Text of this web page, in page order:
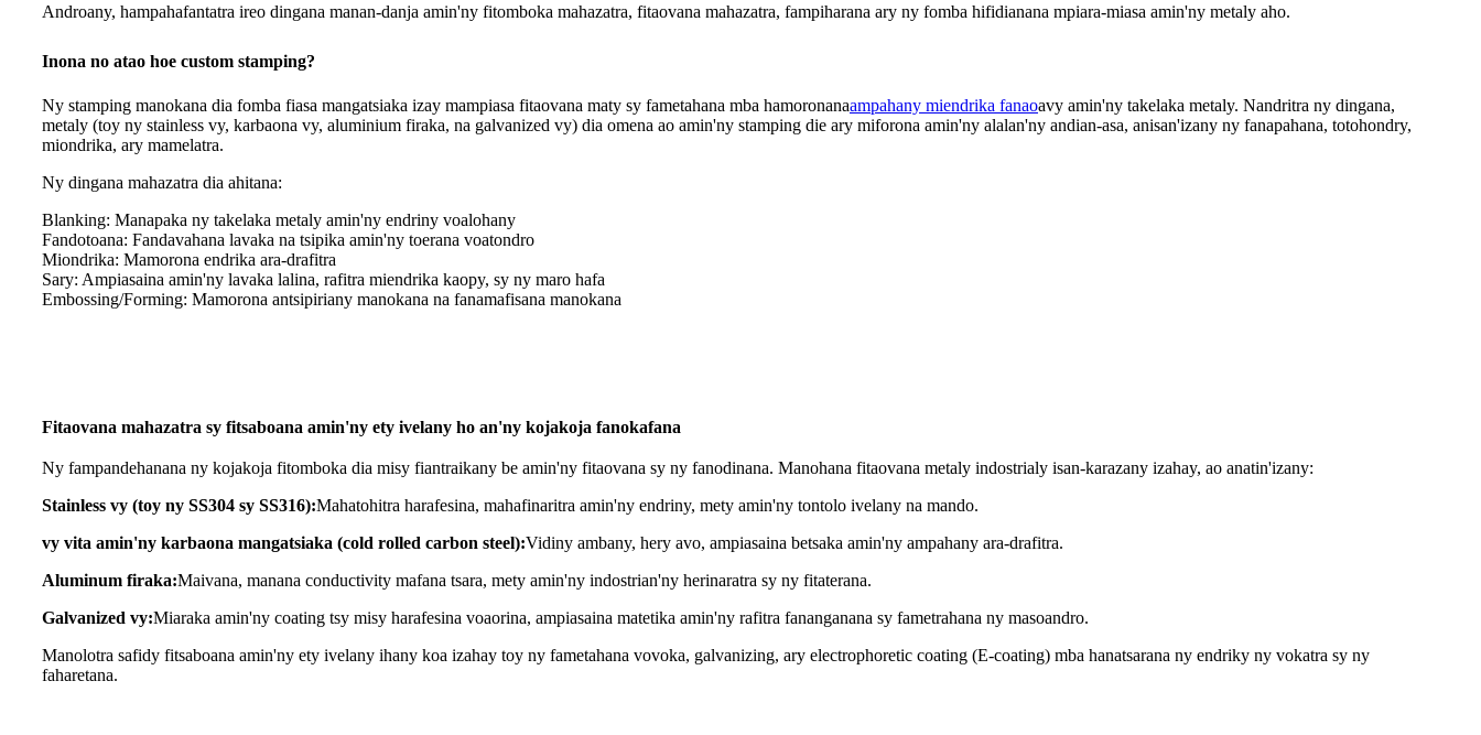
Androany, hampahafantatra ireo dingana manan-danja amin'ny fitomboka mahazatra, fitaovana mahazatra, fampiharana ary ny fomba hifidianana mpiara-miasa amin'ny metaly aho.
Inona no atao hoe custom stamping?
Ny stamping manokana dia fomba fiasa mangatsiaka izay mampiasa fitaovana maty sy fametahana mba hamoronanaampahany miendrika fanaoavy amin'ny takelaka metaly. Nandritra ny dingana,
metaly (toy ny stainless vy, karbaona vy, aluminium firaka, na galvanized vy) dia omena ao amin'ny stamping die ary miforona amin'ny alalan'ny andian-asa, anisan'izany ny fanapahana, totohondry,
miondrika, ary mamelatra.
Ny dingana mahazatra dia ahitana:
Blanking: Manapaka ny takelaka metaly amin'ny endriny voalohany
Fandotoana: Fandavahana lavaka na tsipika amin'ny toerana voatondro
Miondrika: Mamorona endrika ara-drafitra
Sary: Ampiasaina amin'ny lavaka lalina, rafitra miendrika kaopy, sy ny maro hafa
Embossing/Forming: Mamorona antsipiriany manokana na fanamafisana manokana
Fitaovana mahazatra sy fitsaboana amin'ny ety ivelany ho an'ny kojakoja fanokafana
Ny fampandehanana ny kojakoja fitomboka dia misy fiantraikany be amin'ny fitaovana sy ny fanodinana. Manohana fitaovana metaly indostrialy isan-karazany izahay, ao anatin'izany:
Stainless vy (toy ny SS304 sy SS316):Mahatohitra harafesina, mahafinaritra amin'ny endriny, mety amin'ny tontolo ivelany na mando.
vy vita amin'ny karbaona mangatsiaka (cold rolled carbon steel):Vidiny ambany, hery avo, ampiasaina betsaka amin'ny ampahany ara-drafitra.
Aluminum firaka:Maivana, manana conductivity mafana tsara, mety amin'ny indostrian'ny herinaratra sy ny fitaterana.
Galvanized vy:Miaraka amin'ny coating tsy misy harafesina voaorina, ampiasaina matetika amin'ny rafitra fananganana sy fametrahana ny masoandro.
Manolotra safidy fitsaboana amin'ny ety ivelany ihany koa izahay toy ny fametahana vovoka, galvanizing, ary electrophoretic coating (E-coating) mba hanatsarana ny endriky ny vokatra sy ny
faharetana.